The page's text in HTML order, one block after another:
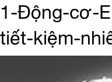
khung1
1-Động-cơ-
tiết-kiệm-